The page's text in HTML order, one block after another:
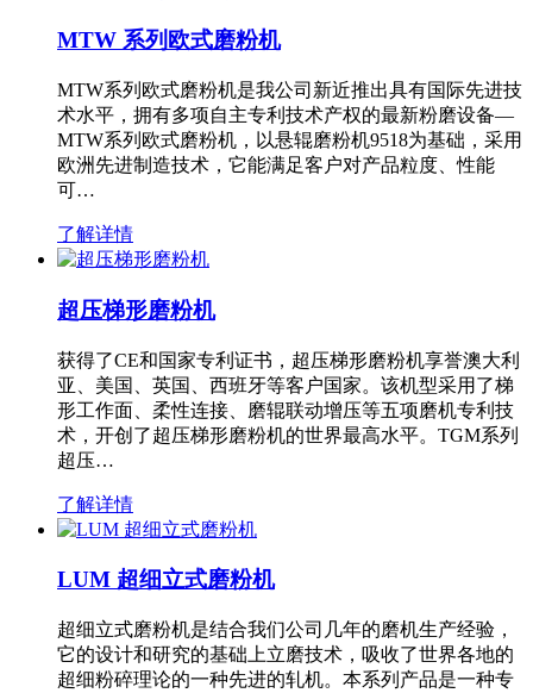
MTW 系列欧式磨粉机
MTW系列欧式磨粉机是我公司新近推出具有国际先进技
术水平，拥有多项自主专利技术产权的最新粉磨设备—
MTW系列欧式磨粉机，以悬辊磨粉机9518为基础，采用
欧洲先进制造技术，它能满足客户对产品粒度、性能
可…
了解详情
超压梯形磨粉机
获得了CE和国家专利证书，超压梯形磨粉机享誉澳大利
亚、美国、英国、西班牙等客户国家。该机型采用了梯
形工作面、柔性连接、磨辊联动增压等五项磨机专利技
术，开创了超压梯形磨粉机的世界最高水平。TGM系列
超压…
了解详情
LUM 超细立式磨粉机
超细立式磨粉机是结合我们公司几年的磨机生产经验，
它的设计和研究的基础上立磨技术，吸收了世界各地的
超细粉碎理论的一种先进的轧机。本系列产品是一种专